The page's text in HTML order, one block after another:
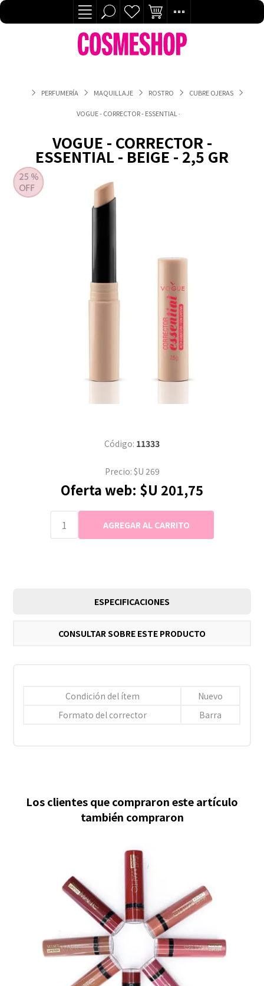
PERFUMERÍA MAQUILLAJE ROSTRO CUBRE OJERAS
VOGUE - CORRECTOR - ESSENTIAL - BEIGE - 2,5 GR
VOGUE - CORRECTOR -
ESSENTIAL - BEIGE - 2,5 GR
Código: 11333
Precio: $U 269
Oferta web: $U 201,75
ESPECIFICACIONES
CONSULTAR SOBRE ESTE PRODUCTO
Condición del ítem
Nuevo
Formato del corrector
Barra
Los clientes que compraron este artículo
también compraron